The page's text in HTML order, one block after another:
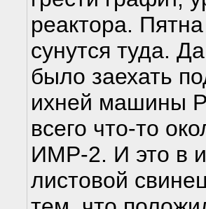
реактора.
сунутся туда.
было заехать
ихней машины
всего что-то
ИМР-2. И это в
листовой